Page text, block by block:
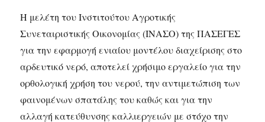
Η μελέτη του Ινστιτούτου Αγροτικής
Συνεταιριστικής Οικονομίας (ΙΝΑΣΟ) της ΠΑΣΕΓΕΣ
για την εφαρμογή ενιαίου μοντέλου διαχείρισης στο
αρδευτικό νερό, αποτελεί χρήσιμο εργαλείο για την
ορθολογική χρήση του νερού, την αντιμετώπιση των
φαινομένων σπατάλης του καθώς και για την
αλλαγή κατεύθυνσης καλλιεργειών με στόχο την